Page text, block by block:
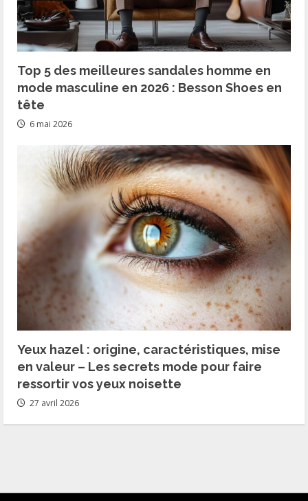
Top 5 des meilleures sandales homme en
mode masculine en 2026 : Besson Shoes en
tête
6 mai 2026
Yeux hazel : origine, caractéristiques, mise
en valeur – Les secrets mode pour faire
ressortir vos yeux noisette
27 avril 2026